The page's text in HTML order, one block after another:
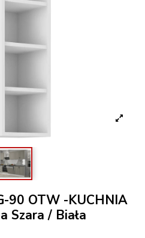
90 OTW -KUCHNIA
Szara / Biała